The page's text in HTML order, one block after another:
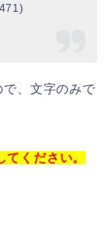
、文字のみで
ください。